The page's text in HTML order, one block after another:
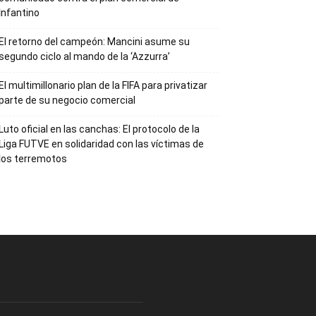
Infantino
El retorno del campeón: Mancini asume su
ciclo al mando de la ‘Azzurra’
El multimillonario plan de la FIFA para privatizar
de su negocio comercial
Luto oficial en las canchas: El protocolo de la
Liga FUTVE en solidaridad con las víctimas de
los terremotos